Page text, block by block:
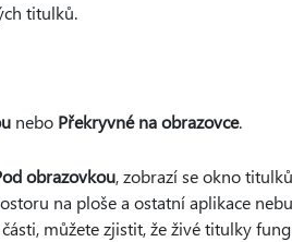
titulků.
nebo Překryvné na obrazovce.
obrazovkou, zobrazí se okno
na ploše a ostatní aplikace
můžete zjistit, že živé titulky